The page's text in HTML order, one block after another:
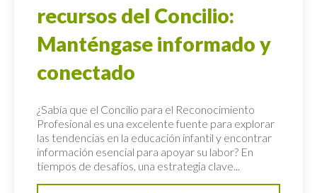
recursos del Concilio:
Manténgase informado y
conectado
¿Sabía que el Concilio para el Reconocimiento
Profesional es una excelente fuente para explorar
las tendencias en la educación infantil y encontrar
información esencial para apoyar su labor? En
tiempos de desafíos, una estrategia clave...